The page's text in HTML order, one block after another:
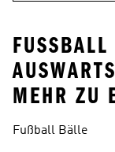
FUSSBALL
MEHR ZU
Fußball Bälle